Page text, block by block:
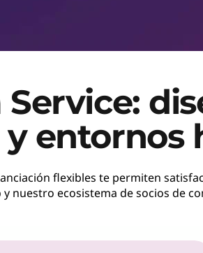
entornos
flexibles te permiten
nuestro ecosistema de socios de